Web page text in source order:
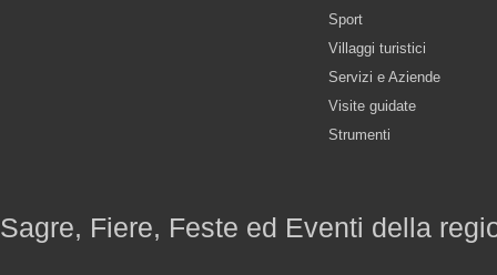
Sport
Villaggi turistici
Servizi e Aziende
Visite guidate
Strumenti
Sagre, Fiere, Feste ed Eventi della